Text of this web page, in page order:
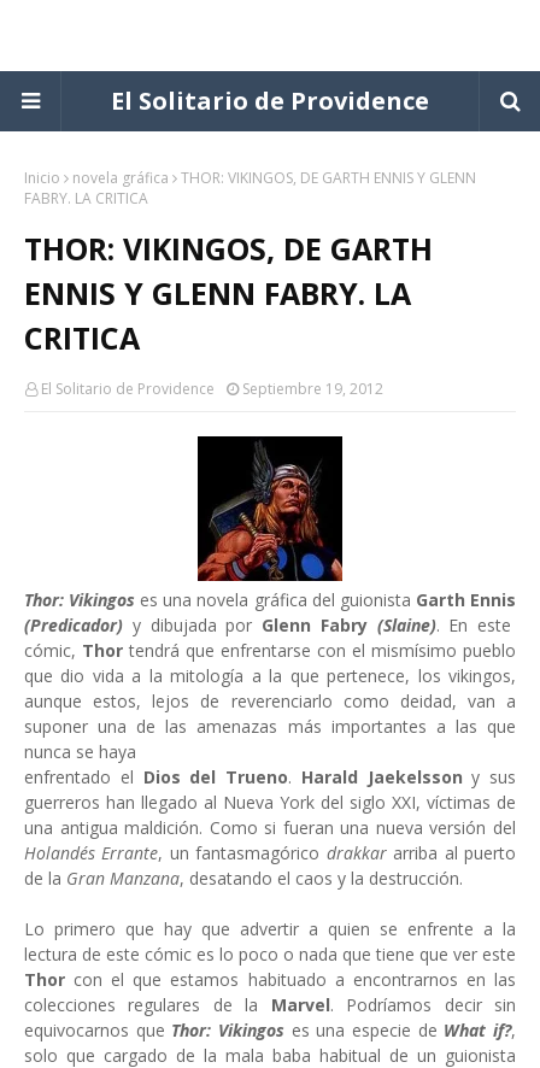
El Solitario de Providence
Inicio novela gráfica
THOR: VIKINGOS, DE GARTH ENNIS Y GLENN
FABRY. LA CRITICA
THOR: VIKINGOS, DE GARTH
ENNIS Y GLENN FABRY. LA
CRITICA
El Solitario de Providence Septiembre 19, 2012
Thor: Vikingos es una novela gráfica del guionista Garth Ennis
(Predicador) y dibujada por Glenn Fabry (Slaine). En este
cómic, Thortendrá que enfrentarse con el mismísimo pueblo
que dio vida a la mitología a la que pertenece, los vikingos,
aunque estos, lejos de reverenciarlo como deidad, van a
suponer una de las amenazas más importantes a las que
nunca se haya
enfrentado el Dios del Trueno. Harald Jaekelsson y sus
guerreros han llegado al Nueva York del siglo XXI, víctimas de
una antigua maldición. Como si fueran una nueva versión del
Holandés Errante, un fantasmagórico drakkar arriba al puerto
de la Gran Manzana, desatando el caos y la destrucción.
Lo primero que hay que advertir a quien se enfrente a la
lectura de este cómic es lo poco o nada que tiene que ver este
Thor con el que estamos habituado a encontrarnos en las
colecciones regulares de la Marvel. Podríamos decir sin
equivocarnos que Thor: Vikingos es una especie de What if?,
solo que cargado de la mala baba habitual de un guionista